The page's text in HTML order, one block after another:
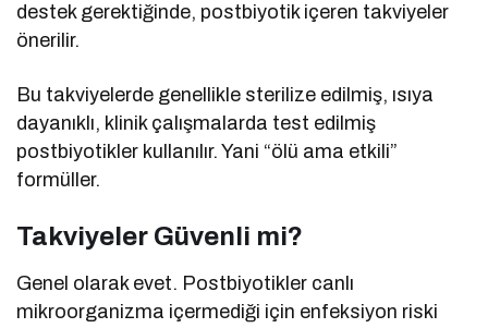
destek gerektiğinde, postbiyotik içeren takviyeler
önerilir.
Bu takviyelerde genellikle sterilize edilmiş, ısıya
dayanıklı, klinik çalışmalarda test edilmiş
postbiyotikler kullanılır. Yani “ölü ama etkili”
formüller.
Takviyeler Güvenli mi?
Genel olarak evet. Postbiyotikler canlı
mikroorganizma içermediği için enfeksiyon riski